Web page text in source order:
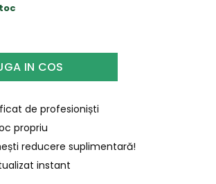
IN COS
de profesioniști
propriu
reducere suplimentară!
instant